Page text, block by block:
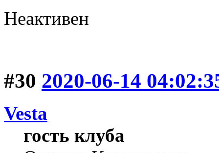
Неактивен
#30 2020-06-14
Vesta
гость клуба